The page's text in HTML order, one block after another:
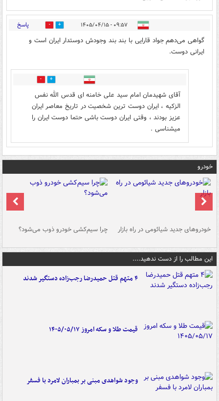
۰۹:۵۷ - ۱۴۰۵/۰۴/۱۵ 3 پاسخ
گواهی می‌دهم جواد قارایی با بند بند وجودش دوستدار ایران است و
ایرانی دوست.
0
آقای شهیدمان امام سید علی خامنه ای قدس الله نفس
الزکیه ، ایران دوست ترین شخصیت در تاریخ معاصر ایران
عزیز بودند ، وقتی ایران دوست باشی حتما دوست ایران را
میشناسی .
خودرو
خودروهای جدید شیائومی در راه بازار چرا سیم‌کشی خودرو ذوب می‌شود؟
این مطالب را از دست ندهید....
۴ متهم قتل حمیدرضا رجب‌زاده دستگیر شدند
قیمت طلا و سکه امروز ۱۴۰۵/۰۵/۱۷
وجود شواهدی مبنی بر بمباران لامرد با فسفر